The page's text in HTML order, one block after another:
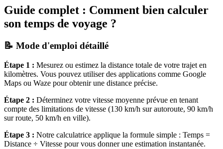
Guide complet : Comment bien calculer
son temps de voyage ?
📝 Mode d'emploi détaillé
Étape 1 : Mesurez ou estimez la distance totale de votre trajet en
kilomètres. Vous pouvez utiliser des applications comme Google
Maps ou Waze pour obtenir une distance précise.
Étape 2 : Déterminez votre vitesse moyenne prévue en tenant
compte des limitations de vitesse (130 km/h sur autoroute, 90 km/h
sur route, 50 km/h en ville).
Étape 3 : Notre calculatrice applique la formule simple : Temps =
Distance ÷ Vitesse pour vous donner une estimation instantanée.